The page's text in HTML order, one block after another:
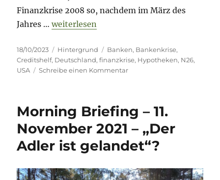
Finanzkrise 2008 so, nachdem im März des
Jahres …„Risikoradar – Bankenkrise – Schnee von
weiterlesen
Veröffentlicht
am
18/10/2023 Kategorien
Hintergrund Schlagwörter
Banken, Bankenkrise,
Creditshelf, Deutschland,finanzkrise, Hypotheken, N26,
USA
Schreibe einen Kommentarzu
–
Schnee
von
gestern?
Morning Briefing – 11.
November 2021 – „Der
Adler ist gelandet“?